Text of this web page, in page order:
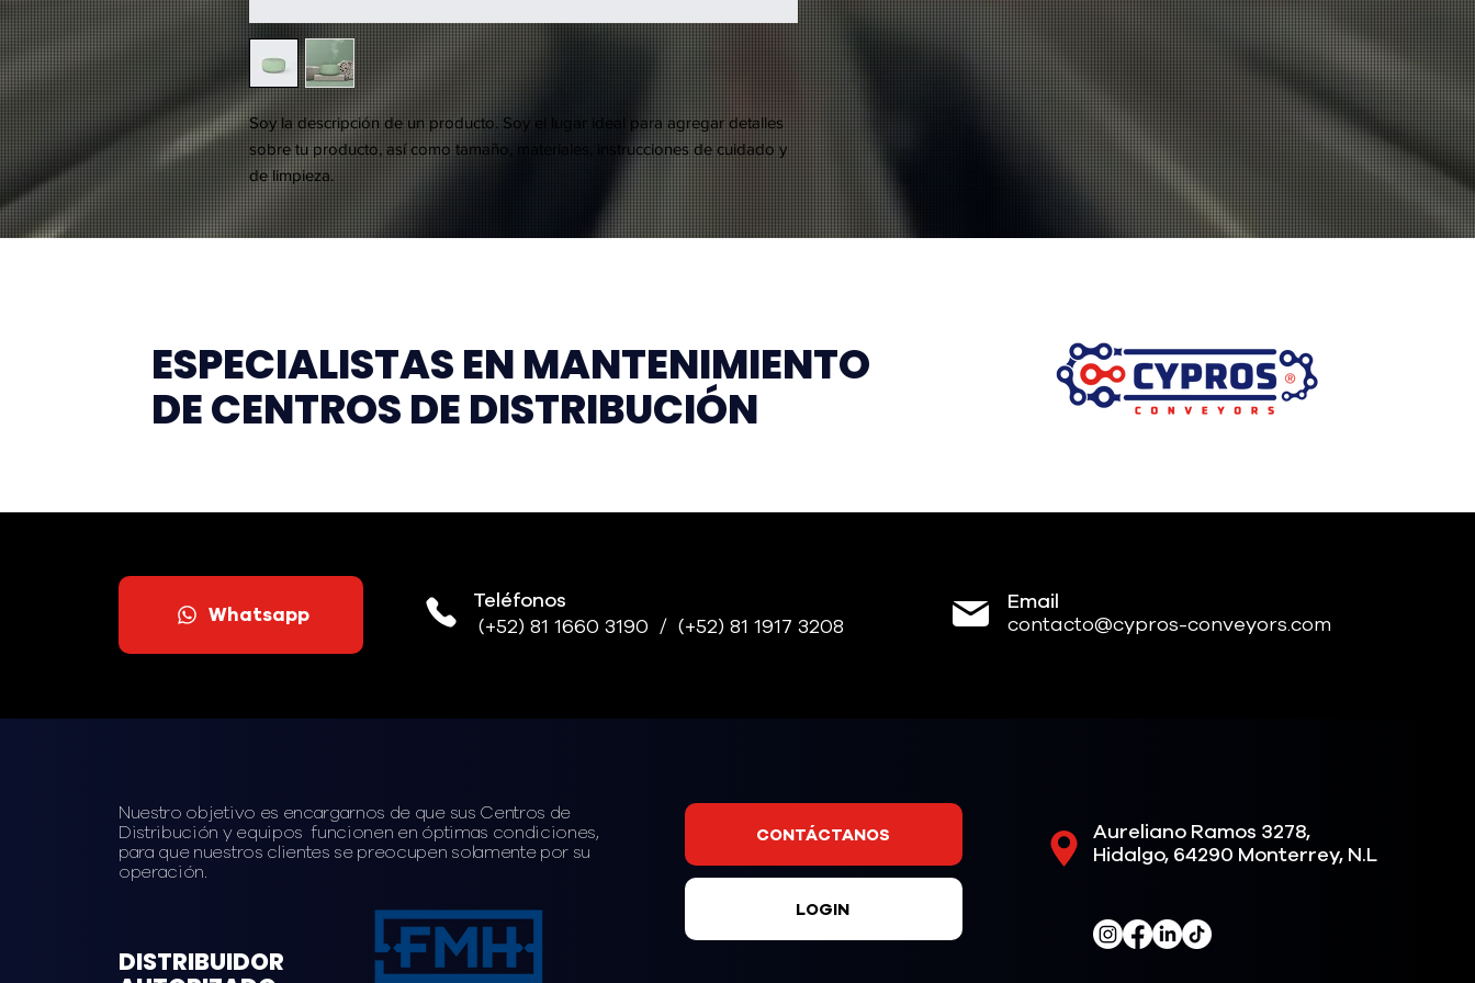
Soy la descripción de un producto. Soy el lugar ideal para agregar detalles
sobre tu producto, así como tamaño, materiales, instrucciones de cuidado y
de limpieza.
ESPECIALISTAS EN MANTENIMIENTO
DE CENTROS DE DISTRIBUCIÓN
Whatsapp
Teléfonos
(+52) 81 1660 3190 / (+52) 81 1917 3208
Email
contacto@cypros-conveyors.com
Nuestro objetivo es encargarnos de que sus Centros de
Distribución y equipos funcionen en óptimas condiciones,
para que nuestros clientes se preocupen solamente por su
operación.
DISTRIBUIDOR
CONTÁCTANOS
LOGIN
Aureliano Ramos 3278,
Hidalgo, 64290 Monterrey, N.L